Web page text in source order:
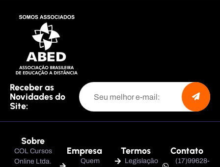
Receber as
Novidades do
Site:
Sobre
COL Cursos
Online Ltda.
Empresa
Quem
Termos
Legislação
Contato
(17)99628-